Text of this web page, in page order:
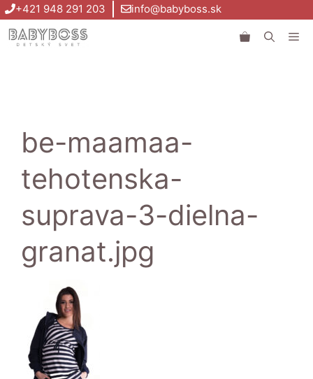
Preskočiť
na
obsah
+421 948 291 203 info@babyboss.sk
be-maamaa-
tehotenska-
suprava-3-dielna-
granat.jpg